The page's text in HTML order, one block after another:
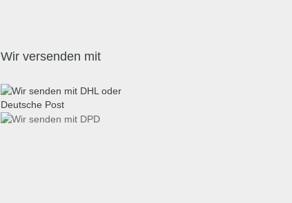
Wir versenden mit